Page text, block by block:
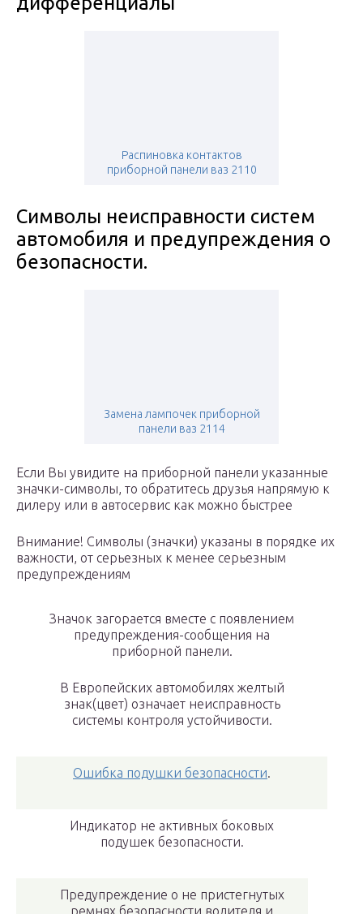
Распиновка контактов
приборной панели ваз 2110
Символы неисправности систем
автомобиля и предупреждения о
безопасности.
Замена лампочек приборной
панели ваз 2114
Если Вы увидите на приборной панели указанные
значки-символы, то обратитесь друзья напрямую к
дилеру или в автосервис как можно быстрее
Внимание! Символы (значки) указаны в порядке их
важности, от серьезных к менее серьезным
предупреждениям
Значок загорается вместе с появлением
предупреждения-сообщения на
приборной панели.
В Европейских автомобилях желтый
знак(цвет) означает неисправность
системы контроля устойчивости.
Ошибка подушки безопасности.
Индикатор не активных боковых
подушек безопасности.
Предупреждение о не пристегнутых
ремнях безопасности водителя и